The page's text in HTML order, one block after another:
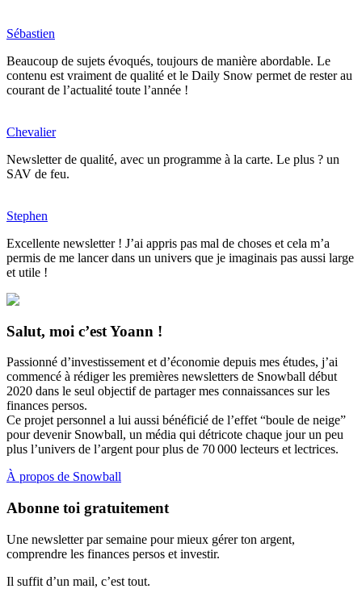
Sébastien
Beaucoup de sujets évoqués, toujours de manière abordable. Le
contenu est vraiment de qualité et le Daily Snow permet de rester au
courant de l’actualité toute l’année !
Chevalier
Newsletter de qualité, avec un programme à la carte. Le plus ? un
SAV de feu.
Stephen
Excellente newsletter ! J’ai appris pas mal de choses et cela m’a
permis de me lancer dans un univers que je imaginais pas aussi large
et utile !
Salut, moi c’est Yoann !
Passionné d’investissement et d’économie depuis mes études, j’ai
commencé à rédiger les premières newsletters de Snowball début
2020 dans le seul objectif de partager mes connaissances sur les
finances persos.
Ce projet personnel a lui aussi bénéficié de l’effet “boule de neige”
pour devenir Snowball, un média qui détricote chaque jour un peu
plus l’univers de l’argent pour plus de 70 000 lecteurs et lectrices.
À propos de Snowball
Abonne toi gratuitement
Une newsletter par semaine pour mieux gérer ton argent,
comprendre les finances persos et investir.
Il suffit d’un mail, c’est tout.